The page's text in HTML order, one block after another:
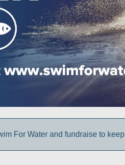
For Water and fundraise to